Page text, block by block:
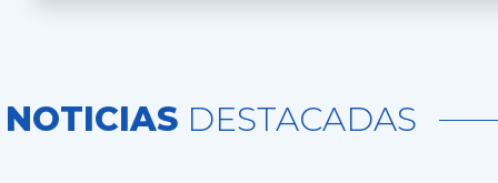
NOTICIAS DESTACADAS